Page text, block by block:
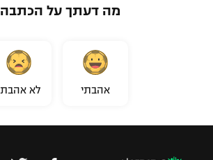
מה דעתך על
אהבתי לא